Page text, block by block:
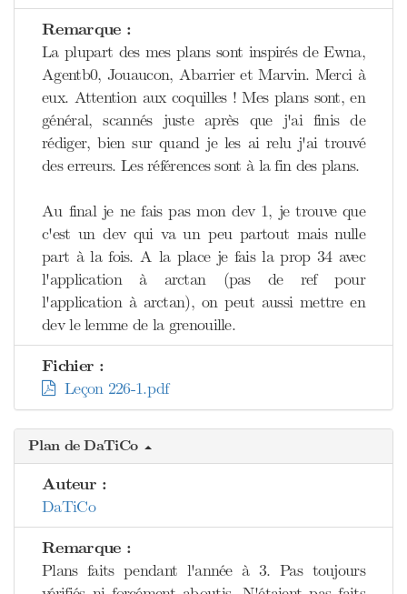
Remarque :
La plupart des mes plans sont inspirés de Ewna,
Agentb0, Jouaucon, Abarrier et Marvin. Merci à
eux. Attention aux coquilles ! Mes plans sont, en
général, scannés juste après que j'ai finis de
rédiger, bien sur quand je les ai relu j'ai trouvé
des erreurs. Les références sont à la fin des plans.
Au final je ne fais pas mon dev 1, je trouve que
c'est un dev qui va un peu partout mais nulle
part à la fois. A la place je fais la prop 34 avec
l'application à arctan (pas de ref pour
l'application à arctan), on peut aussi mettre en
dev le lemme de la grenouille.
Fichier :
Leçon 226-1.pdf
Plan de DaTiCo
Auteur :
DaTiCo
Remarque :
Plans faits pendant l'année à 3. Pas toujours